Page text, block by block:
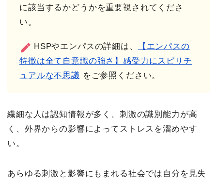
に該当するかどうかを重要視されてくださ
い。
HSPやエンパスの詳細は、
【エンパスの
特徴は全て自意識の強さ】感受力にスピリチ
ュアルな不思議 をご参照ください。
繊細な人は認知情報が多く、刺激の識別能力が高
く、外界からの影響によってストレスを溜めやす
い。
あらゆる刺激と影響にもまれる社会では自分を見失